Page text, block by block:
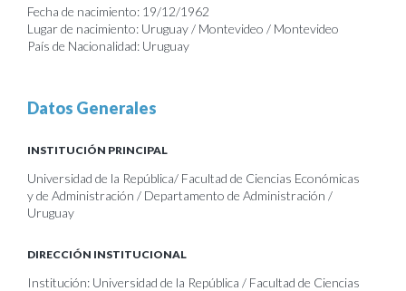
Fecha de nacimiento: 19/12/1962
Lugar de nacimiento: Uruguay / Montevideo / Montevideo
País de Nacionalidad: Uruguay
Datos Generales
INSTITUCIÓN PRINCIPAL
Universidad de la República/ Facultad de Ciencias Económicas
y de Administración / Departamento de Administración /
Uruguay
DIRECCIÓN INSTITUCIONAL
Institución: Universidad de la República / Facultad de Ciencias